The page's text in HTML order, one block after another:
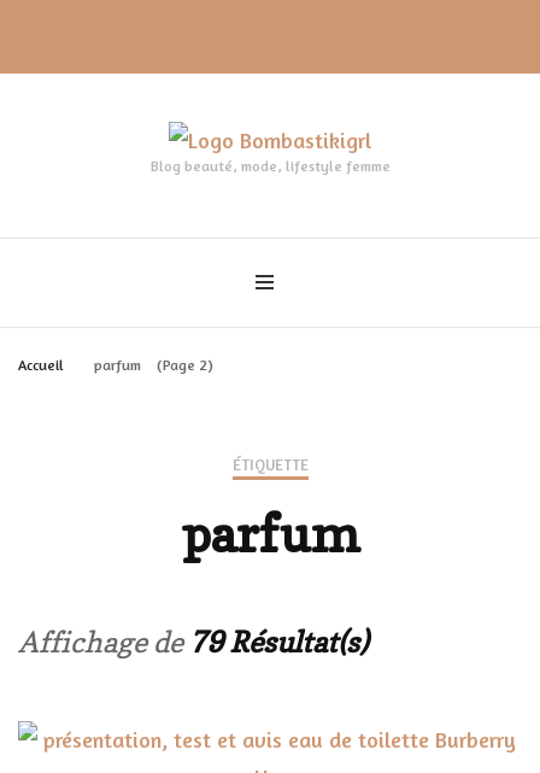
Blog beauté, mode, lifestyle femme
Accueil parfum (Page 2)
ÉTIQUETTE
parfum
Affichage de 79 Résultat(s)